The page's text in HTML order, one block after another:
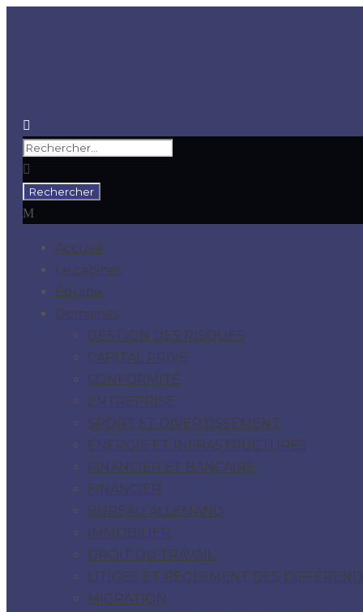
Accueil
Le cabinet
Équipe
Domaines
GESTION DES RISQUES
CAPITAL PRIVÉ
CONFORMITÉ
ENTREPRISE
SPORT ET DIVERTISSEMENT
ÉNERGIE ET INFRASTRUCTURES
FINANCIER ET BANCAIRE
FINANCIER
BUREAU ALLEMAND
IMMOBILIER
DROIT DU TRAVAIL
LITIGES ET RÈGLEMENT DES
MIGRATION